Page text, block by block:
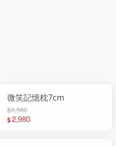
微笑記憶枕7cm
$3,580
$2,980